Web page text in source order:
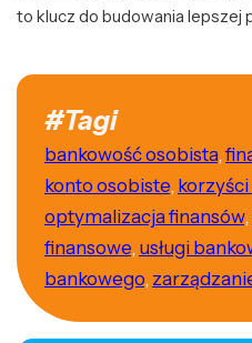
to klucz do budowania lepszej
#Tagi
bankowość osobista,
konto osobiste,
optymalizacja finansów,
finansowe, usługi
bankowego,